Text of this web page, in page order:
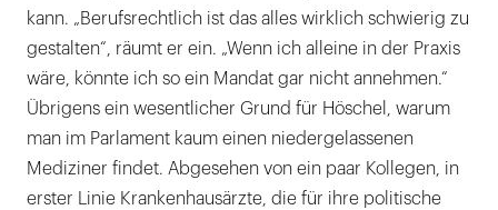
kann. „Berufsrechtlich ist das alles wirklich schwierig zu
gestalten“, räumt er ein. „Wenn ich alleine in der Praxis
wäre, könnte ich so ein Mandat gar nicht annehmen.“
Übrigens ein wesentlicher Grund für Höschel, warum
man im Parlament kaum einen niedergelassenen
Mediziner findet. Abgesehen von ein paar Kollegen, in
erster Linie Krankenhausärzte, die für ihre politische